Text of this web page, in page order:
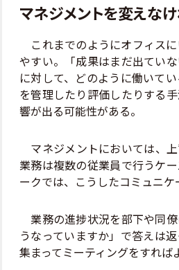
マネジメントを変えな
これまでのようにオフィス
やすい。「成果はまだ出てい
に対して、どのように働いて
を管理したり評価したりする
響が出る可能性がある。
マネジメントにおいては、
業務は複数の従業員で行うケ
ークでは、こうしたコミュニケ
業務の進捗状況を部下や同
うなっていますか」で答えは
集まってミーティングをすれば